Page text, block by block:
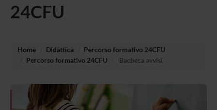
24CFU
Home Didattica
Percorso formativo 24CFU
Percorso formativo 24CFU
Bacheca avvisi